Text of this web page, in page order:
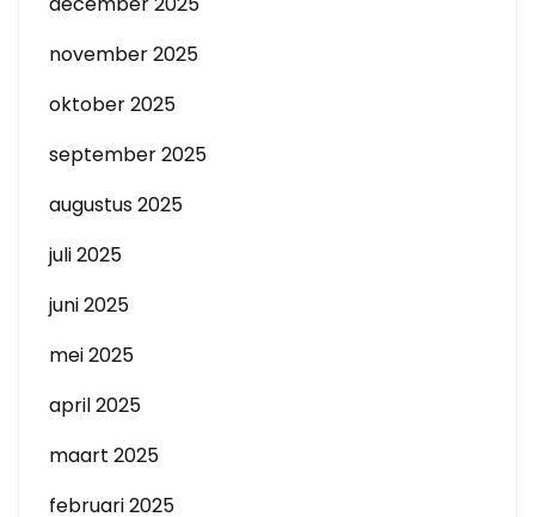
november 2025
oktober 2025
september 2025
augustus 2025
juli 2025
juni 2025
mei 2025
april 2025
maart 2025
februari 2025